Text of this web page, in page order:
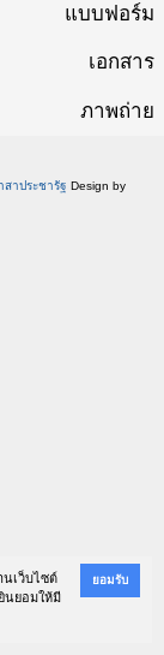
นเว็บไซต์
นยอมให้มี
ยอมรับ
แบบฟอร์ม
เอกสาร
ภาพถ่าย
าประชารัฐ Design by